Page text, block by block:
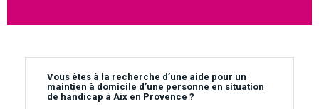
Vous êtes à la recherche d’une aide pour un
maintien à domicile d’une personne en situation
de handicap à Aix en Provence ?